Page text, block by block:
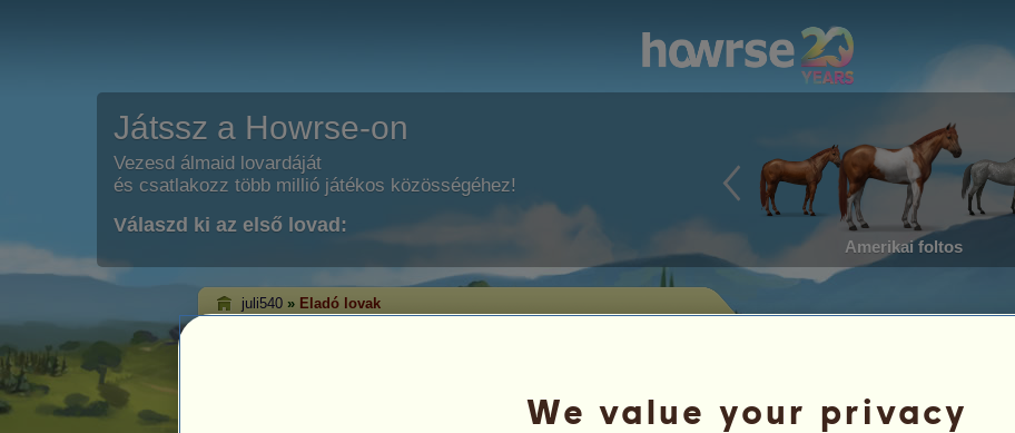
Játssz a Howrse-on
Vezesd álmaid lovardáját
és csatlakozz több millió játékos közösségéhez!
Válaszd ki az első lovad:
Amerikai foltos
juli540 » Eladó lovak
We value your privacy